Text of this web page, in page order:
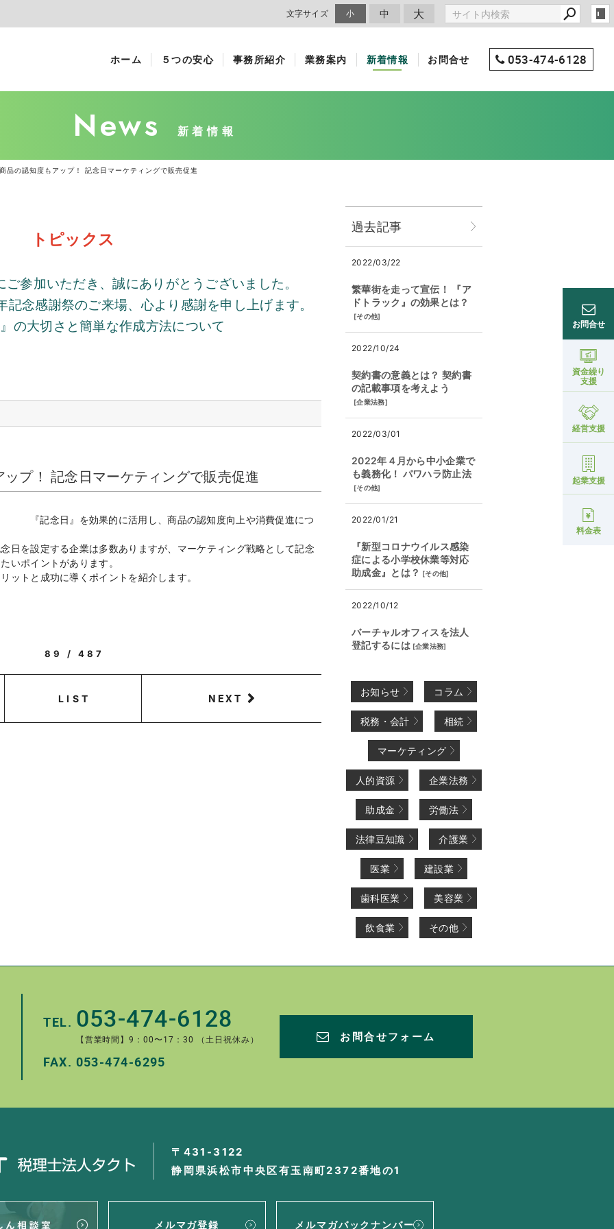
文字サイズ 小 中 大
ホーム ５つの安心 事務所紹介 業務案内 新着情報 お問合せ 053-474-6128
お問合せ
資金繰り
支援
経営支援
起業支援
料金表
News 新着情報
品の認知度もアップ！ 記念日マーケティングで販売促進
トピックス
参加いただき、誠にありがとうございました。
記念感謝祭のご来場、心より感謝を申し上げます。
の大切さと簡単な作成方法について
プ！ 記念日マーケティングで販売促進
『記念日』を効果的に活用し、商品の認知度向上や消費促進につ
日を設定する企業は多数ありますが、マーケティング戦略として記念
いポイントがあります。
ットと成功に導くポイントを紹介します。
89 / 487
LIST NEXT
過去記事
2022/03/22
繁華街を走って宣伝！ 『ア
ドトラック』の効果とは？
[その他]
2022/10/24
契約書の意義とは？ 契約書
の記載事項を考えよう
[企業法務]
2022/03/01
2022年４月から中小企業で
も義務化！ パワハラ防止法
[その他]
2022/01/21
『新型コロナウイルス感染
症による小学校休業等対応
助成金』とは？ [その他]
2022/10/12
バーチャルオフィスを法人
登記するには [企業法務]
お知らせ コラム
税務・会計 相続
マーケティング
人的資源 企業法務
助成金 労働法
法律豆知識 介護業
医業 建設業
歯科医業 美容業
飲食業 その他
TEL. 053-474-6128
【営業時間】9：00〜17：30 （土日祝休み）
FAX. 053-474-6295
お問合せフォーム
〒431-3122
静岡県浜松市中央区有玉南町2372番地の1
メルマガ登録 メルマガバックナンバー